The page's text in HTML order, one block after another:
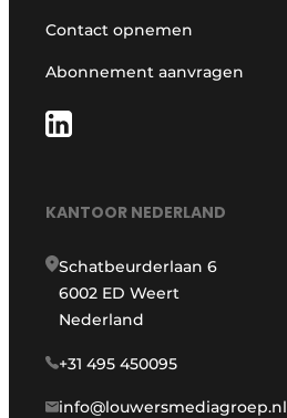
Contact opnemen
Abonnement aanvragen
KANTOOR NEDERLAND
Schatbeurderlaan 6
6002 ED Weert
Nederland
+31 495 450095
info@louwersmediagroep.nl